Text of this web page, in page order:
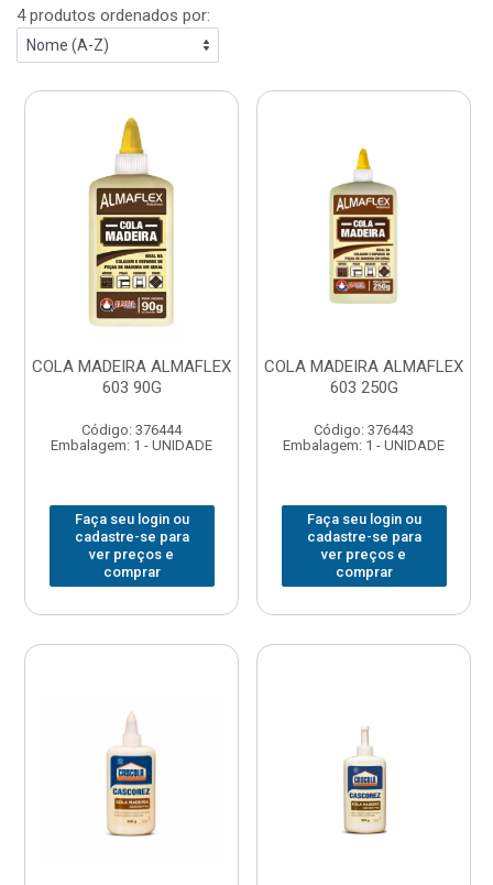
4 produtos ordenados por:
COLA MADEIRA ALMAFLEX
603 90G
Código: 376444
Embalagem: 1 - UNIDADE
Faça seu login ou
cadastre-se para
ver preços e
comprar
COLA MADEIRA ALMAFLEX
603 250G
Código: 376443
Embalagem: 1 - UNIDADE
Faça seu login ou
cadastre-se para
ver preços e
comprar